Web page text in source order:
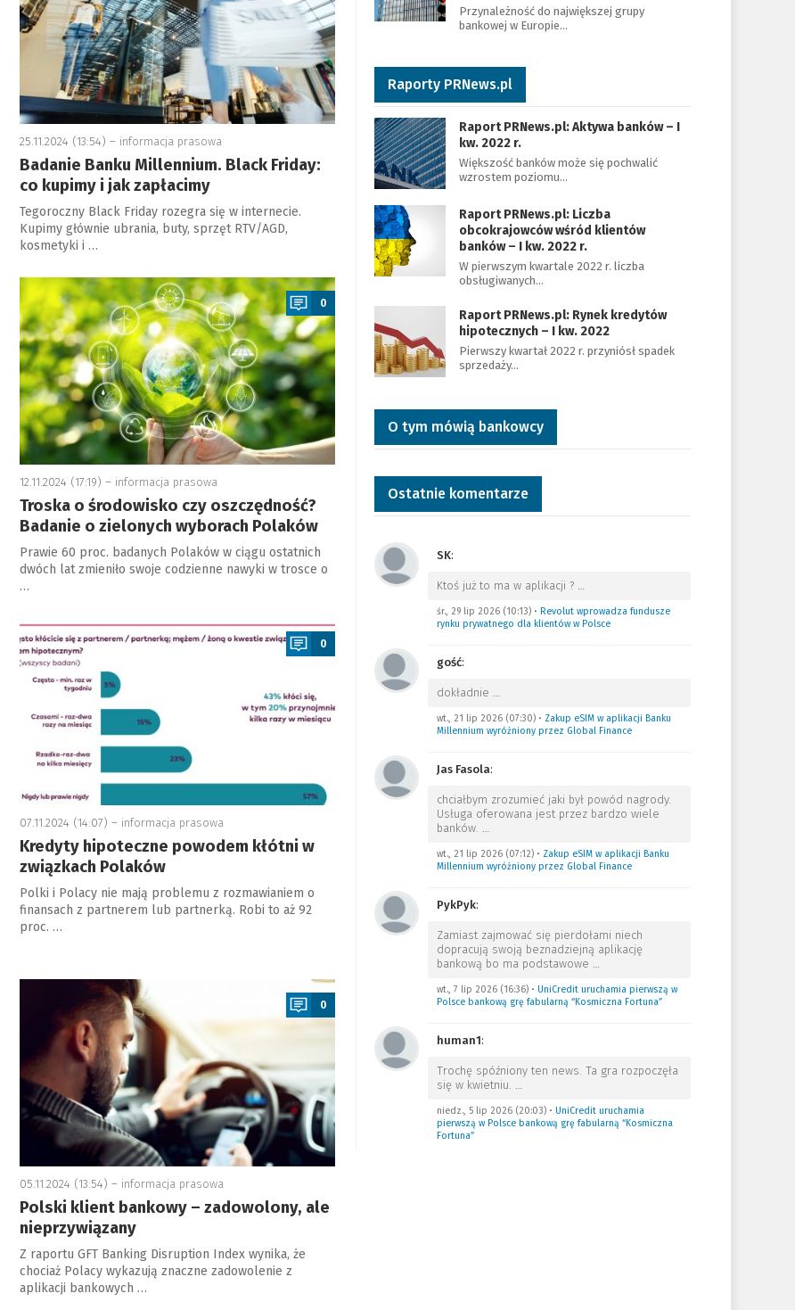
25.11.2024 (13:54) – informacja prasowa
Badanie Banku Millennium. Black Friday:
co kupimy i jak zapłacimy
Tegoroczny Black Friday rozegra się w internecie.
Kupimy głównie ubrania, buty, sprzęt RTV/AGD,
kosmetyki i …
a
0
12.11.2024 (17:19) – informacja prasowa
Troska o środowisko czy oszczędność?
Badanie o zielonych wyborach Polaków
Prawie 60 proc. badanych Polaków w ciągu ostatnich
dwóch lat zmieniło swoje codzienne nawyki w trosce o
…
0
07.11.2024 (14:07) – informacja prasowa
Kredyty hipoteczne powodem kłótni w
związkach Polaków
Polki i Polacy nie mają problemu z rozmawianiem o
finansach z partnerem lub partnerką. Robi to aż 92
proc. …
a
0
05.11.2024 (13:54) – informacja prasowa
Polski klient bankowy – zadowolony, ale
nieprzywiązany
Z raportu GFT Banking Disruption Index wynika, że
chociaż Polacy wykazują znaczne zadowolenie z
aplikacji bankowych …
Przynależność do największej grupy
bankowej w Europie…
Raporty PRNews.pl
Raport PRNews.pl: Aktywa banków – I
kw. 2022 r.
Większość banków może się pochwalić
wzrostem poziomu…
Raport PRNews.pl: Liczba
obcokrajowców wśród klientów
banków – I kw. 2022 r.
W pierwszym kwartale 2022 r. liczba
obsługiwanych…
Raport PRNews.pl: Rynek kredytów
hipotecznych – I kw. 2022
Pierwszy kwartał 2022 r. przyniósł spadek
sprzedaży…
O tym mówią bankowcy
Ostatnie komentarze
SK:
Ktoś już to ma w aplikacji ? …
śr., 29 lip 2026 (10:13)• Revolut wprowadza fundusze
rynku prywatnego dla klientów w Polsce
gość:
dokładnie …
wt., 21 lip 2026 (07:30)• Zakup eSIM w aplikacji Banku
Millennium wyróżniony przez Global Finance
Jas Fasola:
chciałbym zrozumieć jaki był powód nagrody.
Usługa oferowana jest przez bardzo wiele
banków. …
wt., 21 lip 2026 (07:12)• Zakup eSIM w aplikacji Banku
Millennium wyróżniony przez Global Finance
PykPyk:
Zamiast zajmować się pierdołami niech
dopracują swoją beznadziejną aplikację
bankową bo ma podstawowe …
wt., 7 lip 2026 (16:36)• UniCredit uruchamia pierwszą w
Polsce bankową grę fabularną “Kosmiczna Fortuna”
human1:
Trochę spóźniony ten news. Ta gra rozpoczęła
się w kwietniu. …
niedz., 5 lip 2026 (20:03)• UniCredit uruchamia
pierwszą w Polsce bankową grę fabularną “Kosmiczna
Fortuna”